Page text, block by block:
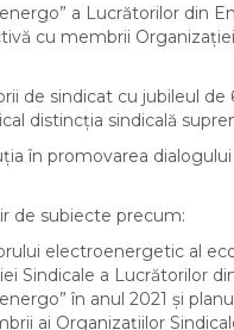
a Lucrătorilor din
cu membrii
de sindicat cu jubileul de
distincția sindicală
în promovarea dialogului
de subiecte precum:
electroenergetic al
Sindicale a Lucrătorilor
în anul 2021 și
ai Organizațiilor